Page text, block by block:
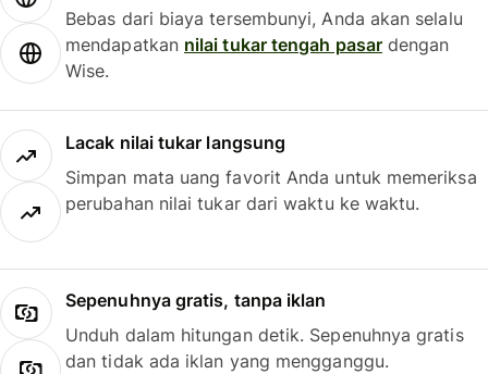
Bebas dari biaya tersembunyi, Anda akan selalu
mendapatkan nilai tukar tengah pasardengan
Wise.
Lacak nilai tukar langsung
Simpan mata uang favorit Anda untuk memeriksa
perubahan nilai tukar dari waktu ke waktu.
Sepenuhnya gratis, tanpa iklan
Unduh dalam hitungan detik. Sepenuhnya gratis
dan tidak ada iklan yang mengganggu.